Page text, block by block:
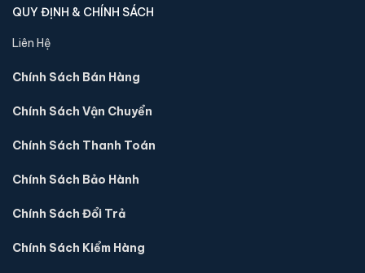
📐 Kích thước:30 x 39 x 32 cm
⚖️ Trọng lượng:
24 tháng
4,290,000 đ
Xem chi tiết →
QUY ĐỊNH & CHÍNH SÁCH
Liên Hệ
Chính Sách Bán Hàng
Chính Sách Vận Chuyển
Chính Sách Thanh Toán
Chính Sách Bảo Hành
Chính Sách Đổi Trả
Chính Sách Kiểm Hàng